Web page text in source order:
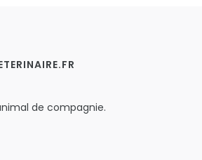
de compagnie.